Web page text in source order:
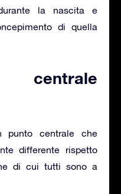
la nascita e
di quella
punto centrale che
differente rispetto
di cui tutti sono a